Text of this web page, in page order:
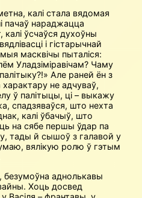
калі стала вядомая
пачаў нараджацца
калі ўсчаўся духоўны
і гістарычнай
масквічы пыталіся:
Уладзіміравічам? Чаму
Але раней ён з
не адчуваў,
ў палітыцы, ці – выкажу
спадзяваўся, што нехта
калі ўбачыў, што
на сябе першы ўдар па
тады й сышоў з галавой у
вялікую ролю ў гэтым
безумоўна аднолькавы
Хоць досвед